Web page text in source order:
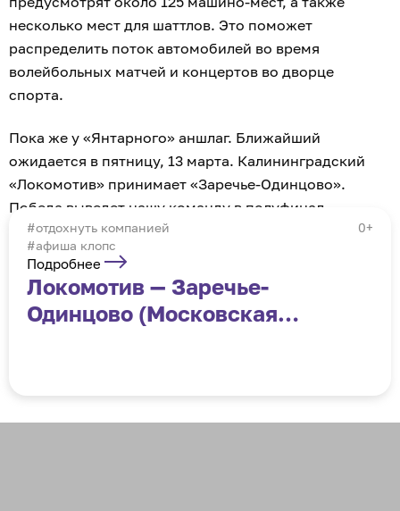
несколько мест для шаттлов. Это поможет
распределить поток автомобилей во время
волейбольных матчей и концертов во дворце
спорта.
Пока же у «Янтарного» аншлаг. Ближайший
ожидается в пятницу, 13 марта. Калининградский
«Локомотив» принимает «Заречье-Одинцово».
Победа выведет нашу команду в полуфинал
Суперлиги.
0+
отдохнуть компанией
#афиша клопс
Подробнее
Локомотив — Заречье-
Одинцово (Московская